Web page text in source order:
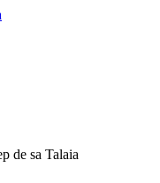
de sa Talaia